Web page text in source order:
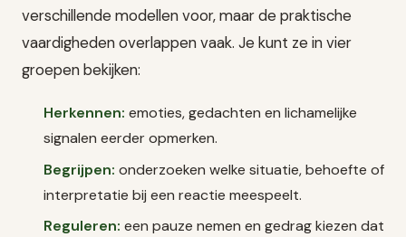
verschillende modellen voor, maar de praktische
vaardigheden overlappen vaak. Je kunt ze in vier
groepen bekijken:
Herkennen: emoties, gedachten en lichamelijke
signalen eerder opmerken.
Begrijpen: onderzoeken welke situatie, behoefte of
interpretatie bij een reactie meespeelt.
Reguleren: een pauze nemen en gedrag kiezen dat